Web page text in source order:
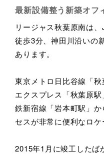
最新設備整う新築オフ
リージャス秋葉原南は
徒歩3分、神田川沿いの
あります。
東京メトロ日比谷線「
エクスプレス「秋葉原
鉄新宿線「岩本町駅」
セスが非常に便利なロケ
2015年1月に竣工したば